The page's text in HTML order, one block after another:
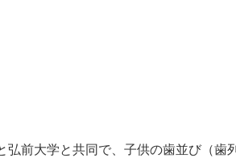
前大学と共同で、子供の歯並び（歯